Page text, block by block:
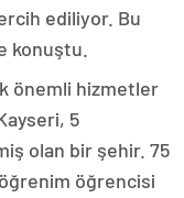
ediliyor. Bu
konuştu.
önemli hizmetler
5
olan bir şehir. 75
öğrencisi